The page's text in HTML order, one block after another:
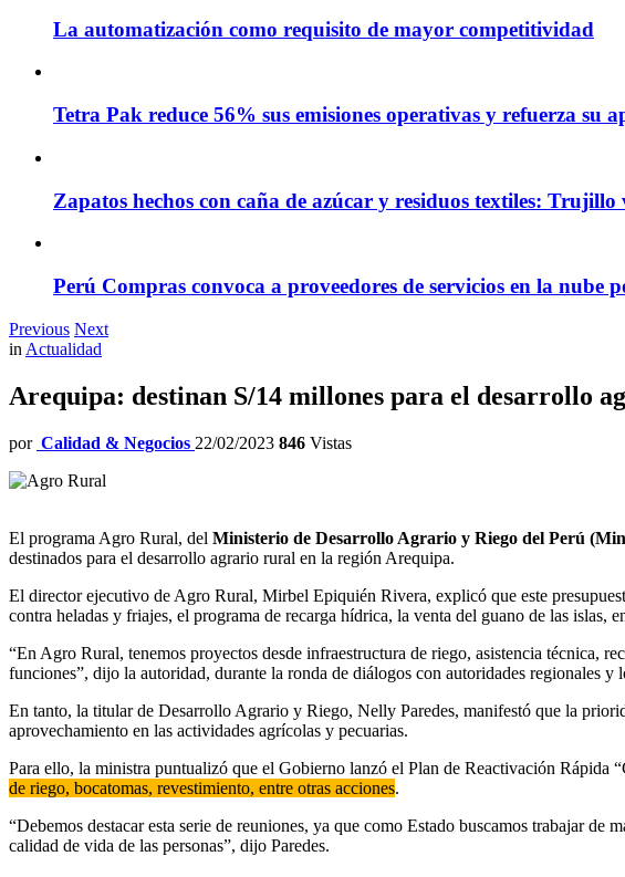
La automatización como requisito de mayor competitividad
Tetra Pak reduce 56% sus emisiones operativas y refuerza su
Zapatos hechos con caña de azúcar y residuos textiles:
Perú Compras convoca a proveedores de servicios en la nube
Previous Next
in Actualidad
Arequipa: destinan S/14 millones para el desarrollo
por Calidad & Negocios 22/02/2023 846 Vistas
El programa Agro Rural, del Ministerio de Desarrollo Agrario y Riego del Perú
destinados para el desarrollo agrario rural en la región Arequipa.
El director ejecutivo de Agro Rural, Mirbel Epiquién Rivera, explicó que este
contra heladas y friajes, el programa de recarga hídrica, la venta del guano de las islas,
“En Agro Rural, tenemos proyectos desde infraestructura de riego, asistencia técnica,
funciones”, dijo la autoridad, durante la ronda de diálogos con autoridades regionales y
En tanto, la titular de Desarrollo Agrario y Riego, Nelly Paredes, manifestó que la
aprovechamiento en las actividades agrícolas y pecuarias.
Para ello, la ministra puntualizó que el Gobierno lanzó el Plan de Reactivación Rápida
de riego, bocatomas, revestimiento, entre otras acciones.
“Debemos destacar esta serie de reuniones, ya que como Estado buscamos trabajar
calidad de vida de las personas”, dijo Paredes.